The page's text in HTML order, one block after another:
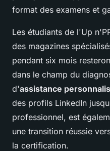
format des examens et
Les étudiants de l'Up
des magazines
pendant six mois
dans le champ du
d'assistance
des profils LinkedIn
professionnel, est
une transition réussie
la certification.